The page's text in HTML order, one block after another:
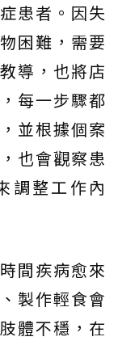
患者。因失
困難，需要
導，也將店
每一步驟都
並根據個案
也會觀察患
調整工作內
間疾病愈來
製作輕食會
體不穩，在